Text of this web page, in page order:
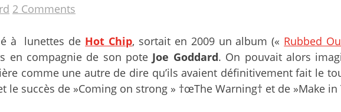
2 Comments
à lunettes de Hot Chip, sortait en 2009 un album (« Rubbed
en compagnie de son pote Joe Goddard. On pouvait alors
comme une autre de dire qu’ils avaient définitivement fait le
le succès de »Coming on strong » †œThe Warning† et de »Make